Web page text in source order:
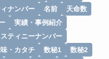
ナンバー 名前
天命数
実績・事例紹介
ティニーナンバー
・カタチ 数秘1
数秘2